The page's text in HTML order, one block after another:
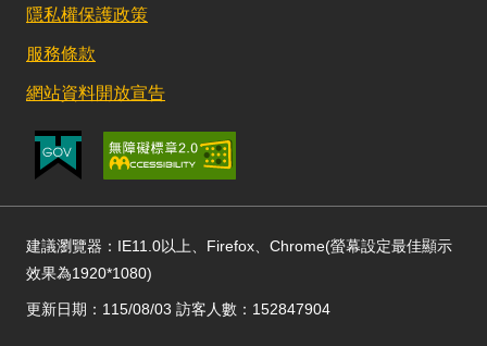
隱私權保護政策
服務條款
網站資料開放宣告
建議瀏覽器：IE11.0以上、Firefox、Chrome(螢幕設定最佳顯示
效果為1920*1080)
更新日期：115/08/03 訪客人數：152847904